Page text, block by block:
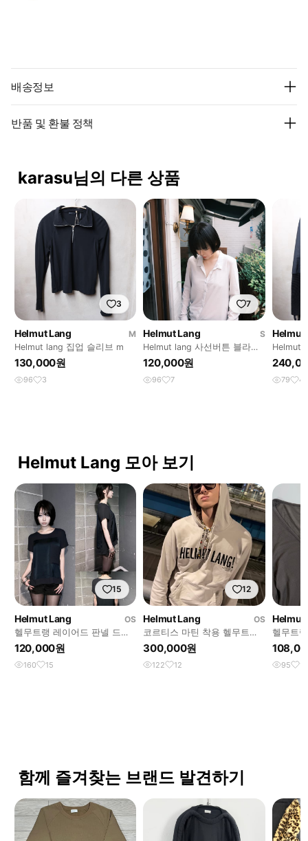
배송정보
반품 및 환불 정책
karasu님의 다른 상품
3
Helmut Lang
M
Helmut lang 집업 슬리브 m
130,000원
96 3
7
Helmut Lang
S
Helmut lang 사선버튼 블라우
스 s
120,000원
96 7
Helmut
Helmut
79 4
Helmut Lang 모아 보기
15
Helmut Lang
OS
헬무트랭 레이어드 판넬 드레
이프 티셔츠
120,000원
160 15
12
Helmut Lang
OS
코르티스 마틴 착용 헬무트랭
후드
300,000원
122 12
Helmut
헬무트
95 14
함께 즐겨찾는 브랜드 발견하기